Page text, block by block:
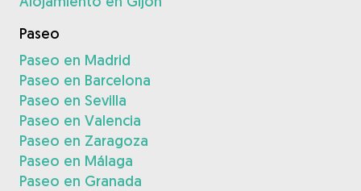
Paseo
Paseo en Madrid
Paseo en Barcelona
Paseo en Sevilla
Paseo en Valencia
Paseo en Zaragoza
Paseo en Málaga
Paseo en Granada